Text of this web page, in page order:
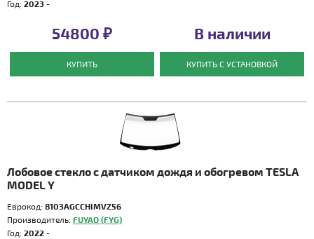
Год: 2023 -
54800 ₽
КУПИТЬ
В наличии
КУПИТЬ С УСТАНОВКОЙ
Лобовое стекло с датчиком дождя и обогревом TESLA
MODEL Y
Еврокод: 8103AGCCHIMVZ56
Производитель: FUYAO (FYG)
Год: 2022 -